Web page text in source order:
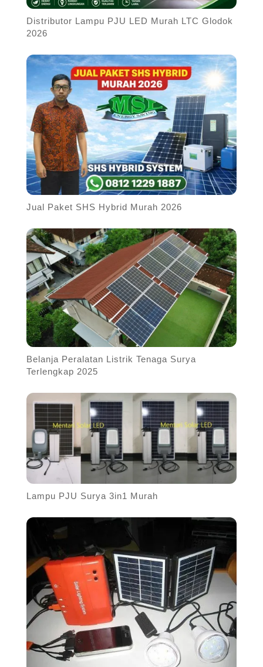
Distributor Lampu PJU LED Murah LTC Glodok
2026
Jual Paket SHS Hybrid Murah 2026
Belanja Peralatan Listrik Tenaga Surya
Terlengkap 2025
Lampu PJU Surya 3in1 Murah